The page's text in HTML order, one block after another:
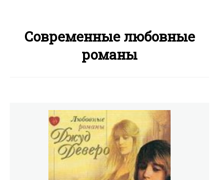
Современные любовные
романы